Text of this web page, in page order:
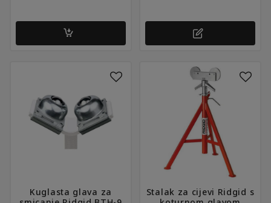
Kuglasta glava za
Stalak za cijevi Ridgid s
odabrati
stranici